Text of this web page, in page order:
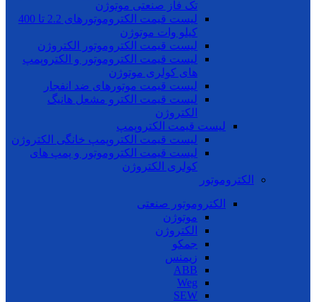
تک فاز صنعتی موتوژن
لیست قیمت الکتروموتورهای 2.2 تا 400
کیلو وات موتوژن
لیست قیمت الکتروموتور الکتروژن
لیست قیمت الکتروموتور و الکتروپمپ
های کولری موتوژن
لیست قیمت موتورهای ضد انفجار
لیست قیمت الکترو مشعل هانیگ
الکتروژن
لیست قیمت الکتروپمپ
لیست قیمت الکتروپمپ خانگی الکتروژن
لیست قیمت الکتروموتور و پمپ های
کولری الکتروژن
الکتروموتور
الکتروموتور صنعتی
موتوژن
الکتروژن
جمکو
زیمنس
ABB
Weg
SEW